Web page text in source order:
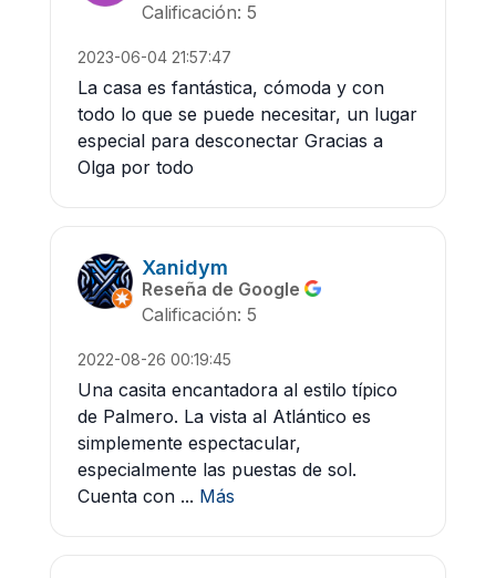
Calificación: 5
2023-06-04 21:57:47
La casa es fantástica, cómoda y con
todo lo que se puede necesitar, un lugar
especial para desconectar Gracias a
Olga por todo
Xanidym
Reseña de Google
Calificación: 5
2022-08-26 00:19:45
Una casita encantadora al estilo típico
de Palmero. La vista al Atlántico es
simplemente espectacular,
especialmente las puestas de sol.
Cuenta con ... Más